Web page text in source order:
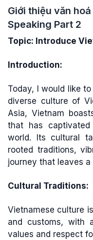
Giới thiệu văn
Speaking Part 2
Topic: Introduce
Introduction:
Today, I would like
diverse culture of
Asia, Vietnam
that has
world. Its cultural
rooted traditions,
journey that leaves
Cultural Traditions:
Vietnamese culture
and customs, with
values and respect